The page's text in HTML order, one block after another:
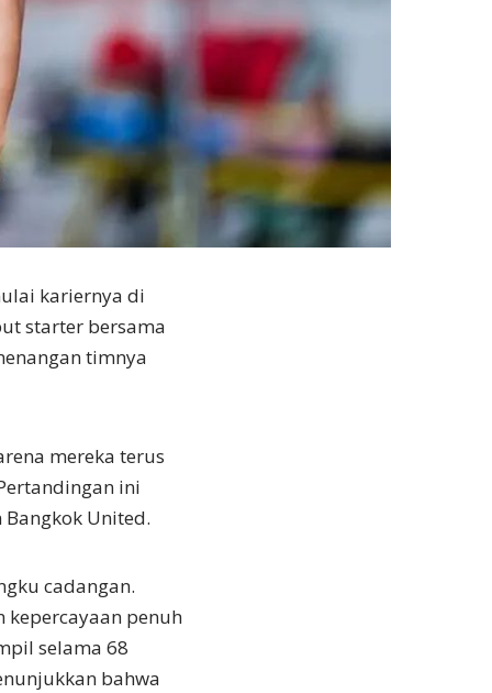
kariernya di
starter bersama
timnya
mereka terus
ini
United.
cadangan.
penuh
selama 68
bahwa